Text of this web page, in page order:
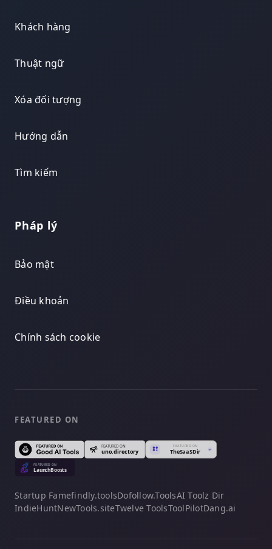
Khách hàng
Thuật ngữ
Xóa đối tượng
Hướng dẫn
Tìm kiếm
Pháp lý
Bảo mật
Điều khoản
Chính sách cookie
FEATURED ON
Startup Famefindly.toolsDofollow.ToolsAI Toolz Dir
IndieHuntNewTools.siteTwelve ToolsToolPilotDang.ai